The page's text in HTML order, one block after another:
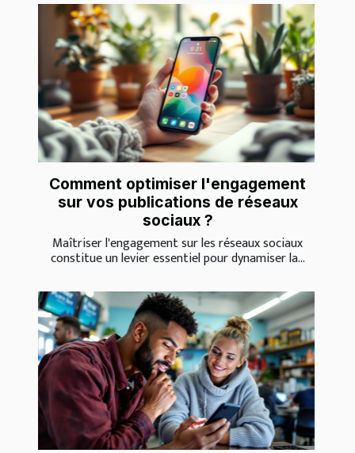
Comment optimiser l'engagement
sur vos publications de réseaux
sociaux ?
Maîtriser l'engagement sur les réseaux sociaux
constitue un levier essentiel pour dynamiser la...